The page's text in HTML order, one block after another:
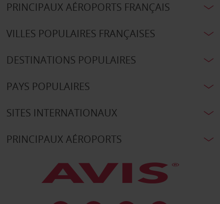
PRINCIPAUX AÉROPORTS FRANÇAIS
VILLES POPULAIRES FRANÇAISES
DESTINATIONS POPULAIRES
PAYS POPULAIRES
SITES INTERNATIONAUX
PRINCIPAUX AÉROPORTS